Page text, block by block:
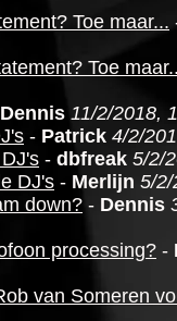
Toe maar...
Toe
Dennis 11/2/2018,
- Patrick 4/2/
- dbfreak 5/2/
DJ's - Merlijn 5/2/
down? - Dennis
processing? -
van Someren